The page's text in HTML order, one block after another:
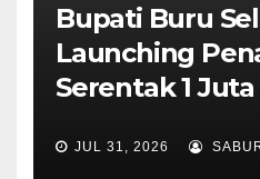
Bupati Buru
Launching
Serentak 1
JUL 31, 2026
AMBON METRO JURNALISME